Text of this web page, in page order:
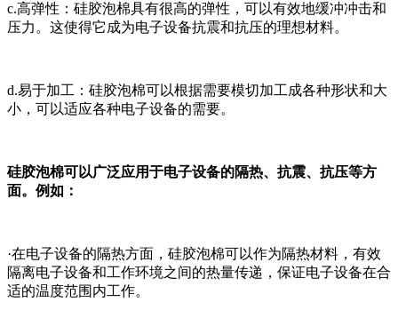
c.高弹性：硅胶泡棉具有很高的弹性，可以有效地缓冲冲击和
压力。这使得它成为电子设备抗震和抗压的理想材料。
d.易于加工：硅胶泡棉可以根据需要模切加工成各种形状和大
小，可以适应各种电子设备的需要。
硅胶泡棉可以广泛应用于电子设备的隔热、抗震、抗压等方
面。例如：
·在电子设备的隔热方面，硅胶泡棉可以作为隔热材料，有效
隔离电子设备和工作环境之间的热量传递，保证电子设备在合
适的温度范围内工作。